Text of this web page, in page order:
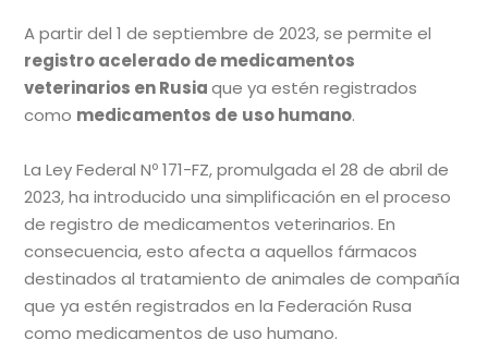
A partir del 1 de septiembre de 2023, se permite el
registro acelerado de medicamentos
veterinarios en Rusiaque ya estén registrados
como medicamentos de uso humano.
La Ley Federal Nº 171-FZ, promulgada el 28 de abril de
2023, ha introducido una simplificación en el proceso
de registro de medicamentos veterinarios. En
consecuencia, esto afecta a aquellos fármacos
destinados al tratamiento de animales de compañía
que ya estén registrados en la Federación Rusa
como medicamentos de uso humano.